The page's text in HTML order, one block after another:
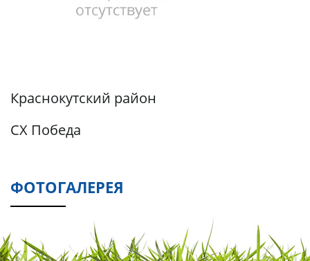
Краснокутский район
СХ Победа
ФОТОГАЛЕРЕЯ